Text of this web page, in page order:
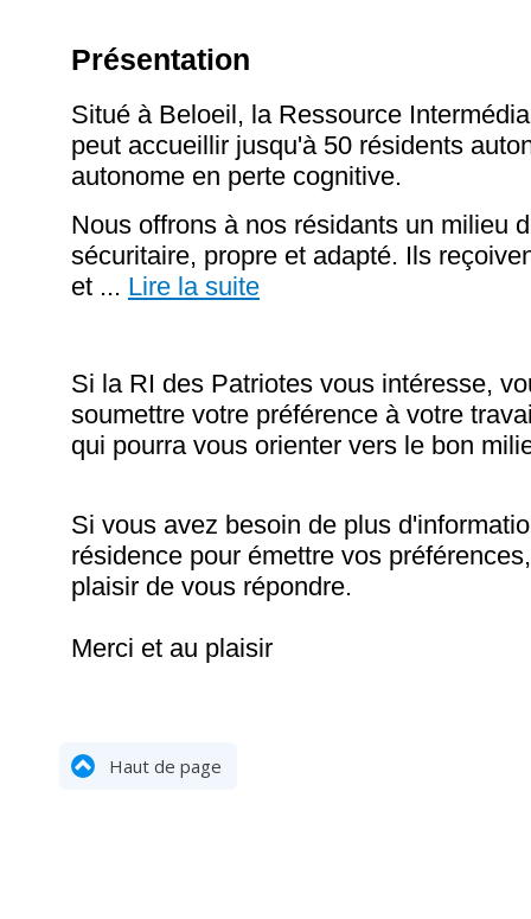
Présentation
Situé à Beloeil, la Ressource
peut accueillir jusqu'à 50 résidents
autonome en perte cognitive.
Nous offrons à nos résidants un milieu
sécuritaire, propre et adapté. Ils
et ... Lire la suite
Si la RI des Patriotes vous intéresse,
soumettre votre préférence à votre
qui pourra vous orienter vers le bon
Si vous avez besoin de plus
résidence pour émettre vos
plaisir de vous répondre.
Merci et au plaisir
Haut de page